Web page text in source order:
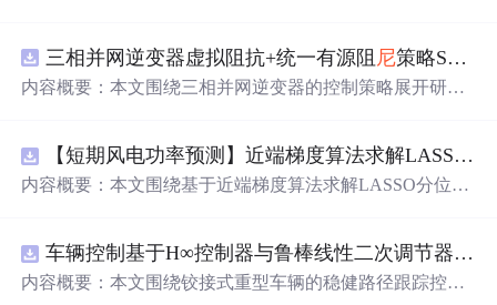
三相并网逆变器虚拟阻抗+统一有源阻 尼策略SVPWM+SPWM调制仿真
内容概要：本文围绕三相并网逆变器的控制策略展开研
（正弦脉宽调制）两种调制方式在Simulink平台下的仿真建
模。通过引入虚拟阻抗改善系统输出阻抗特性，结合统一
量。研究涵盖了控制策略的设计、调制算法的实现、动态
响应分析及谐波抑制效果评估，同时拓展涉及正负序分
离、中点电位平衡、DPWMA调制等关键技术，构建了完
【短期风电功率预测】近端梯度算法求解LASSO分位数回归-短期风电功率预测研究（Matlab代码实现）
内容概要：本文围绕基于近端梯度算法求解LASSO分位数
分位数回归模型，深入剖析其数学原理，并引入近端梯度
算法进行高效优化求解，有效应对高维稀疏数据与异常值
车辆控制基于H∞控制器与鲁棒线性二次调节器RLQR的铰接式重型车辆的稳健路径跟踪控制研究（Matlab代码实现）
内容概要：本文围绕铰接式重型车辆的稳健路径跟踪控制